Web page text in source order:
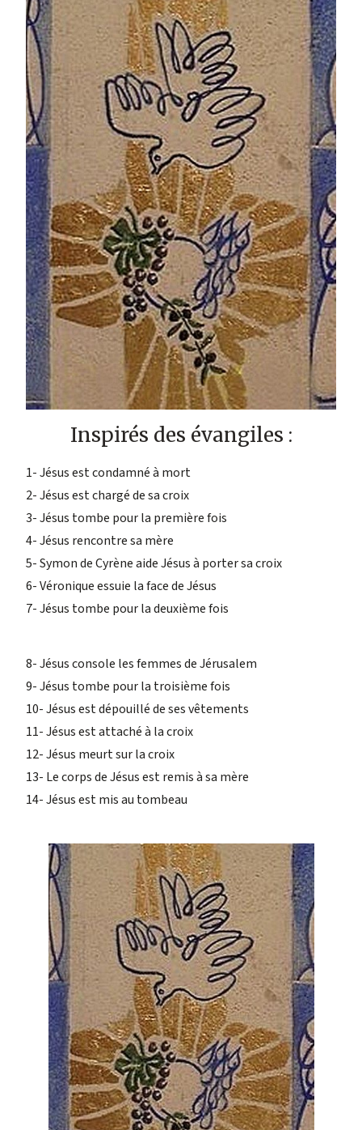
Inspirés des évangiles :
1- Jésus est condamné à mort
2- Jésus est chargé de sa croix
3- Jésus tombe pour la première fois
4- Jésus rencontre sa mère
5- Symon de Cyrène aide Jésus à porter sa croix
6- Véronique essuie la face de Jésus
7- Jésus tombe pour la deuxième fois
8- Jésus console les femmes de Jérusalem
9- Jésus tombe pour la troisième fois
10- Jésus est dépouillé de ses vêtements
11- Jésus est attaché à la croix
12- Jésus meurt sur la croix
13- Le corps de Jésus est remis à sa mère
14- Jésus est mis au tombeau